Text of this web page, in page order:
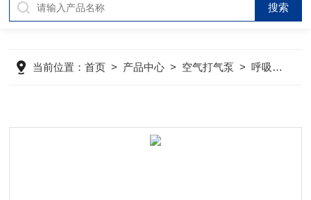
当前位置：首页 > 产品中心 > 空气打气泵 >呼吸器充气泵